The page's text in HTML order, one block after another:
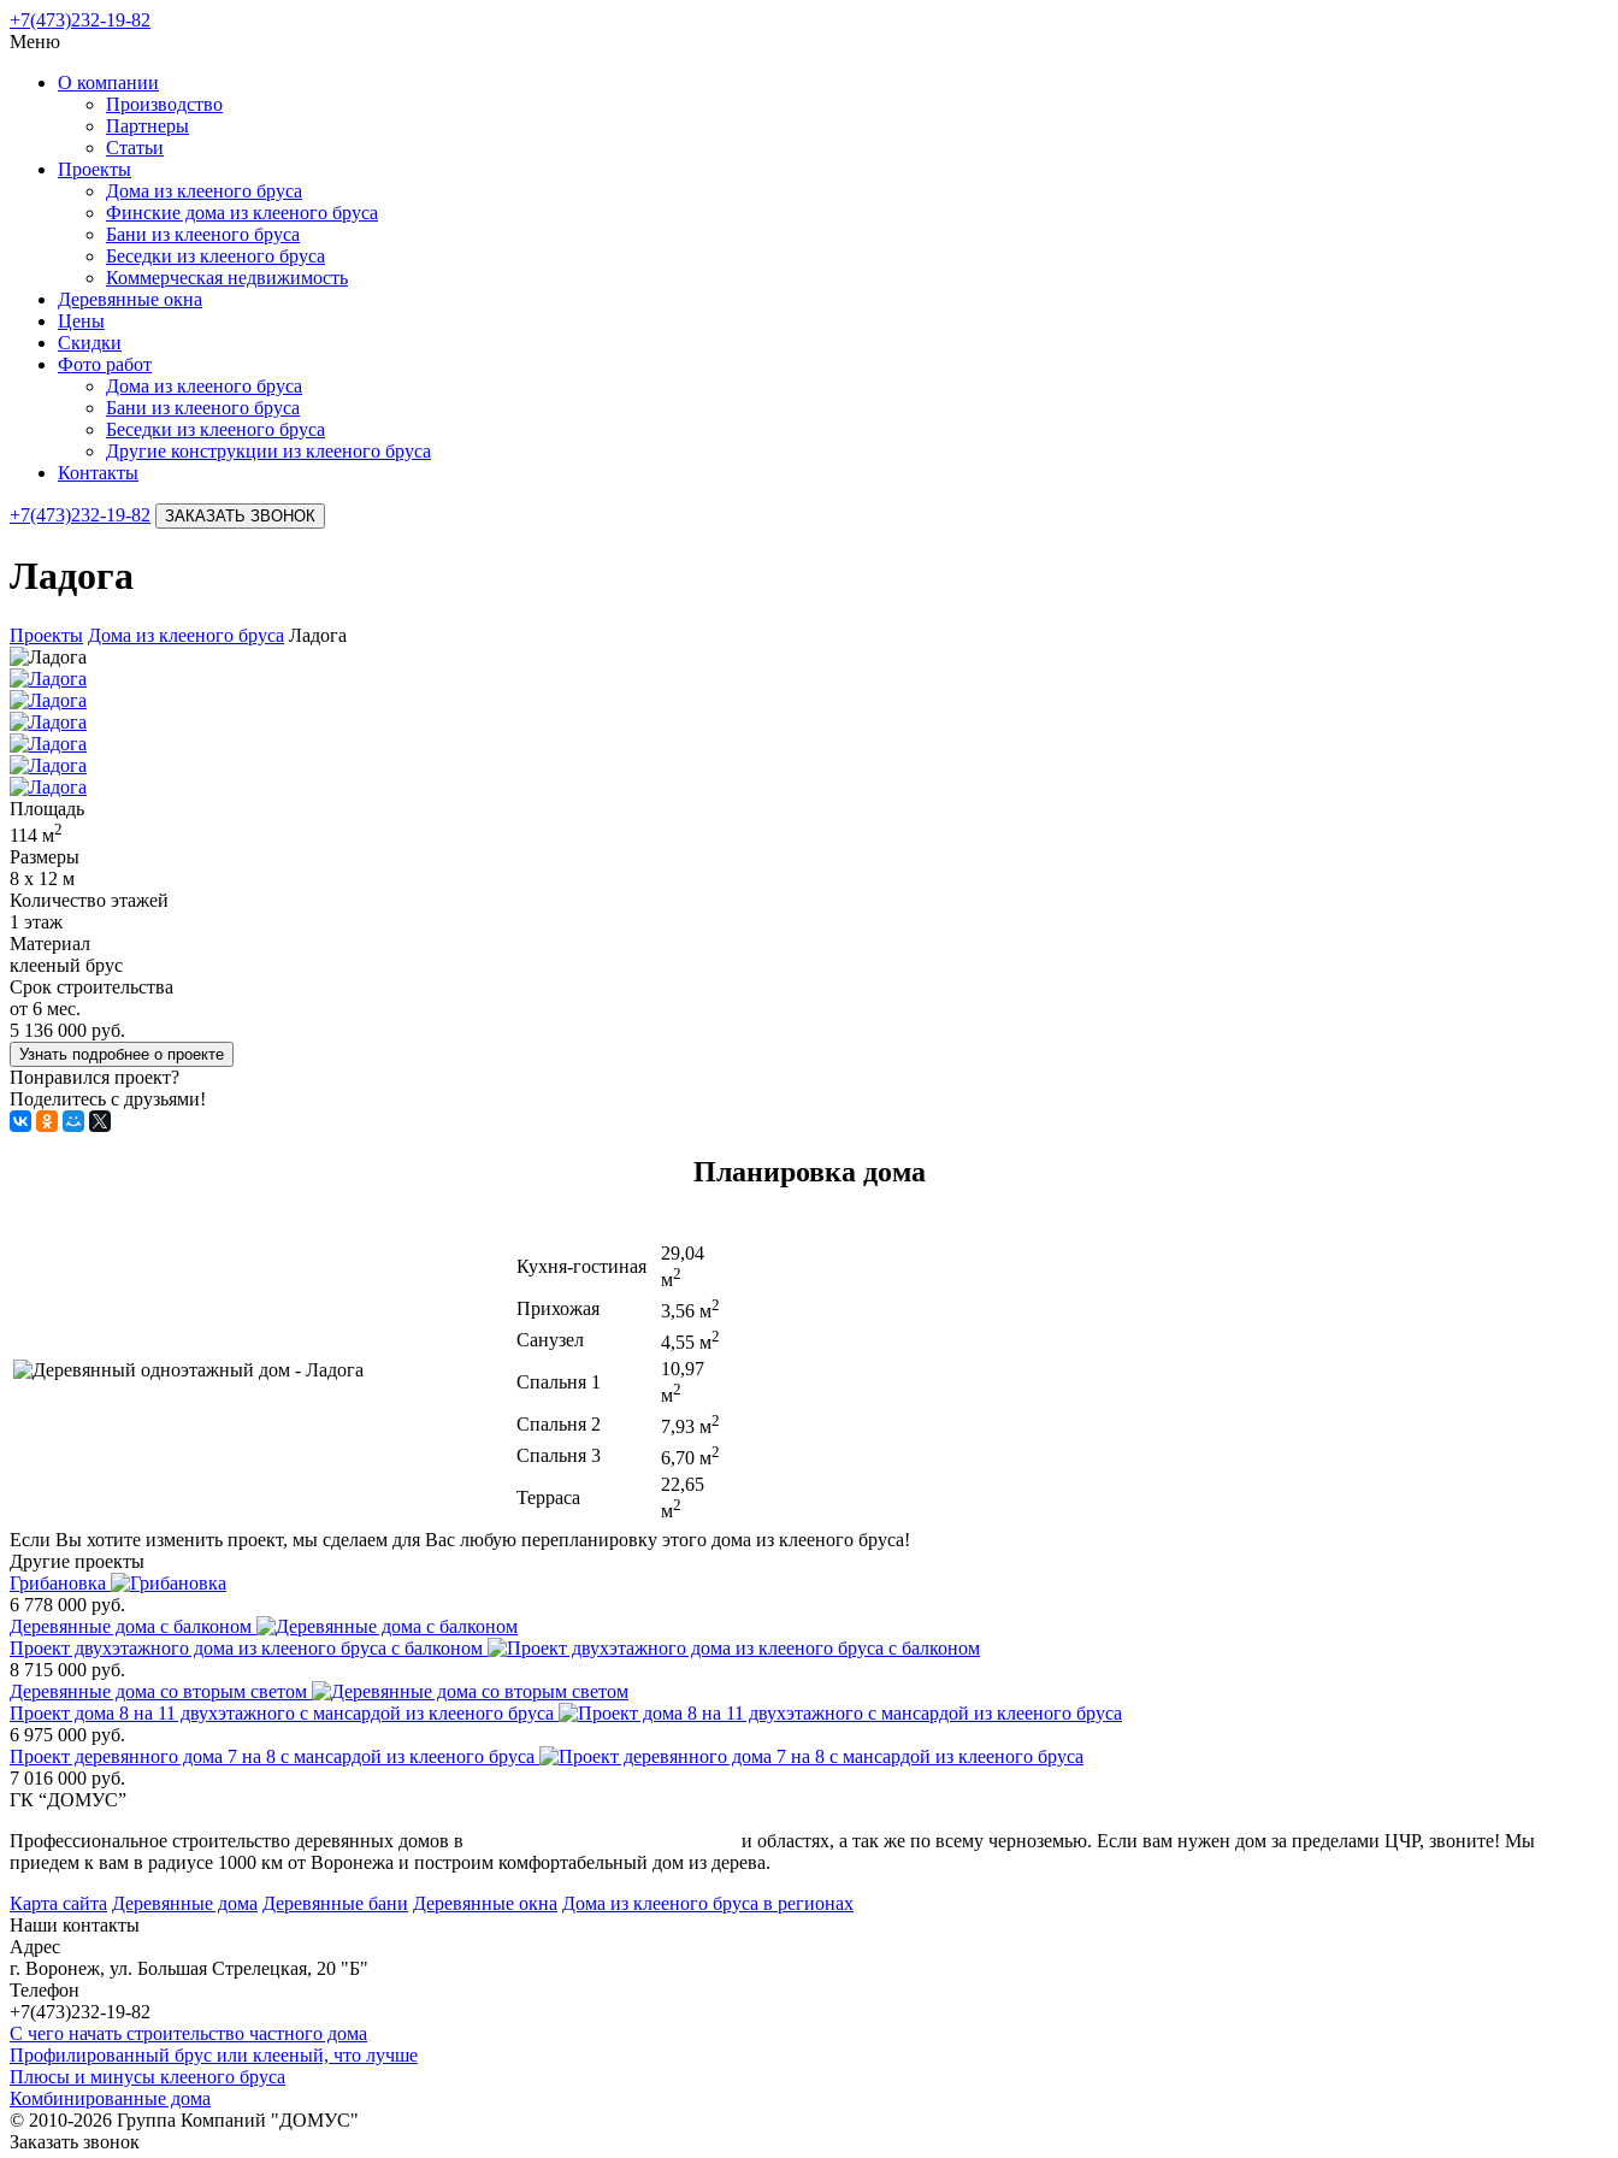
+7(473)232-19-82
Меню
О компании
Производство
Партнеры
Статьи
Проекты
Дома из клееного бруса
Финские дома из клееного бруса
Бани из клееного бруса
Беседки из клееного бруса
Коммерческая недвижимость
Деревянные окна
Цены
Скидки
Фото работ
Дома из клееного бруса
Бани из клееного бруса
Беседки из клееного бруса
Другие конструкции из клееного бруса
Контакты
+7(473)232-19-82 ЗАКАЗАТЬ ЗВОНОК
Ладога
Проекты Дома из клееного бруса Ладога
Площадь
114 м2
Размеры
8 х 12 м
Количество этажей
1 этаж
Материал
клееный брус
Срок строительства
от 6 мес.
5 136 000 руб.
Узнать подробнее о проекте
Понравился проект?
Поделитесь с друзьями!
Планировка дома
Кухня-гостиная
29,04
м2
Прихожая 3,56 м2
Санузел 4,55 м2
Спальня 1
10,97
м2
Спальня 2 7,93 м2
Спальня 3 6,70 м2
Терраса
22,65
м2
Если Вы хотите изменить проект, мы сделаем для Вас любую перепланировку этого дома из клееного бруса!
Другие проекты
Грибановка
6 778 000 руб.
Деревянные дома с балконом
Проект двухэтажного дома из клееного бруса с балконом
8 715 000 руб.
Деревянные дома со вторым светом
Проект дома 8 на 11 двухэтажного с мансардой из клееного бруса
6 975 000 руб.
Проект деревянного дома 7 на 8 с мансардой из клееного бруса
7 016 000 руб.
ГК “ДОМУС”
Профессиональное строительство деревянных домов в
и областях, а так же по всему черноземью. Если вам нужен дом за пределами ЦЧР, звоните! Мы
приедем к вам в радиусе 1000 км от Воронежа и построим комфортабельный дом из дерева.
Карта сайта Деревянные дома Деревянные бани Деревянные окна Дома из клееного бруса в регионах
Наши контакты
Адрес
г. Воронеж, ул. Большая Стрелецкая, 20 "Б"
Телефон
+7(473)232-19-82
С чего начать строительство частного дома
Профилированный брус или клееный, что лучше
Плюсы и минусы клееного бруса
Комбинированные дома
© 2010-2026 Группа Компаний "ДОМУС"
Заказать звонок